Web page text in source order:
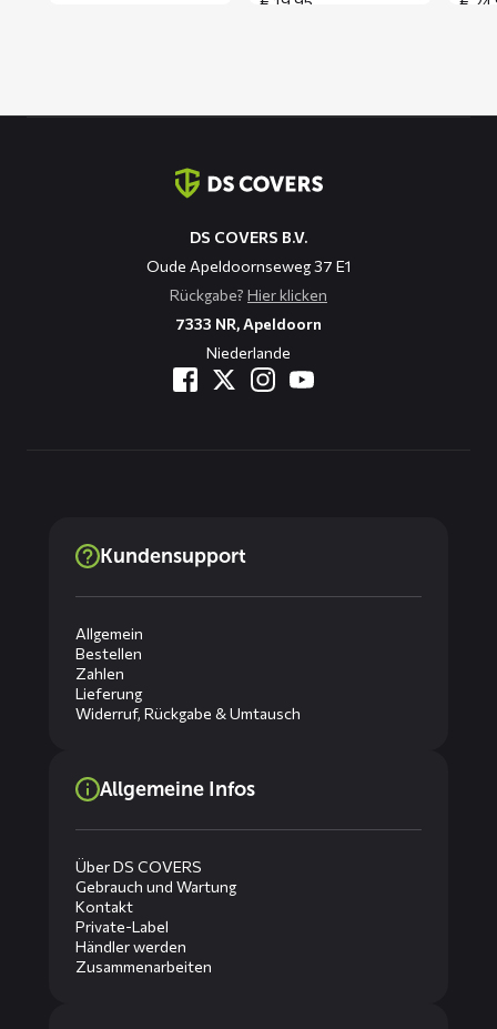
DS COVERS B.V.
Oude Apeldoornseweg 37 E1
Rückgabe? Hier klicken
7333 NR, Apeldoorn
Niederlande
Kundensupport
Allgemein
Bestellen
Zahlen
Lieferung
Widerruf, Rückgabe & Umtausch
Allgemeine Infos
Über DS COVERS
Gebrauch und Wartung
Kontakt
Private-Label
Händler werden
Zusammenarbeiten